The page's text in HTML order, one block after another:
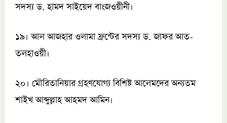
সদস্য ড. হামদ সাইয়েদ বাংজওয়ীনী।
১৯। আল আজহার ওলামা ফ্রন্টের সদস্য ড. জাফর আত-
তলহাওয়ী।
২০। মৌরিতানিয়ার গ্রহণযোগ্য বিশিষ্ট আলেমদের অন্যতম
শাইখ আব্দুল্লাহ আহমদ আমিন।